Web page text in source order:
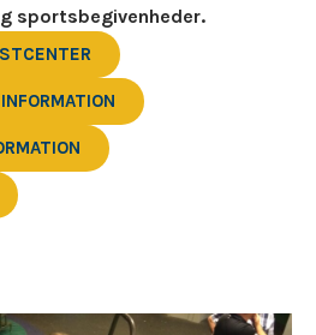
sportsbegivenheder.